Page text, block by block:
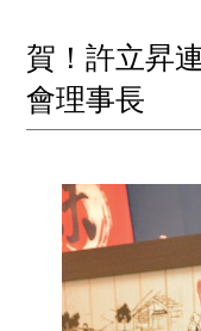
賀！許立昇
會理事長